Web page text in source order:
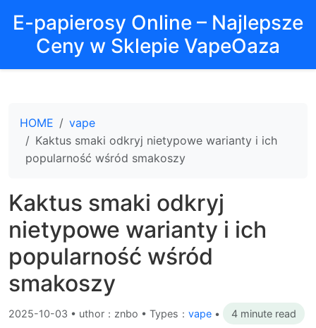
E-papierosy Online – Najlepsze
Ceny w Sklepie VapeOaza
HOME
vape
Kaktus smaki odkryj nietypowe warianty i ich
popularność wśród smakoszy
Kaktus smaki odkryj
nietypowe warianty i ich
popularność wśród
smakoszy
2025-10-03 • uthor：znbo • Types： vape • 4 minute read